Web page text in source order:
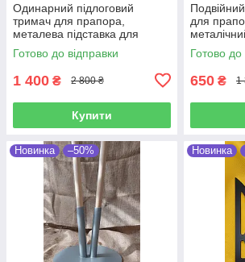
Одинарний підлоговий
тримач для прапора,
металева підставка для
прапора колір платина
діаметр 31 см
Готово до відправки
1 400 ₴ 2 800 ₴
Купити
для
флагшток
29х20,5
Готово до
650 ₴ 1
Новинка –50% Новинка